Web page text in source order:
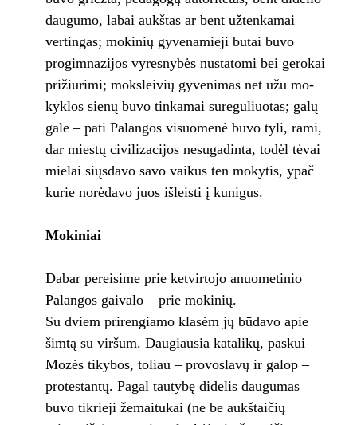
daugu­mo, labai aukštas ar bent užtenkamai
vertin­gas; mokinių gyvenamieji butai buvo
progim­nazijos vyresnybės nustatomi bei gerokai
pri­žiūrimi; moksleivių gyvenimas net užu mo­
kyklos sienų buvo tinkamai sureguliuotas; galų
gale – pati Palangos visuomenė buvo tyli, rami,
dar miestų civilizacijos nesugadin­ta, todėl tėvai
mielai siųsdavo savo vaikus ten mokytis, ypač
kurie norėdavo juos išleisti į kunigus.
Mokiniai
Dabar pereisime prie ketvirtojo anuometinio
Palangos gaivalo – prie mokinių.
Su dviem prirengiamo klasėm jų būdavo apie
šimtą su viršum. Daugiausia katalikų, paskui –
Mozės tikybos, toliau – provoslavų ir galop –
protestantų. Pagal tautybę didelis daugumas
buvo tikrieji žemaitukai (ne be aukštaičių